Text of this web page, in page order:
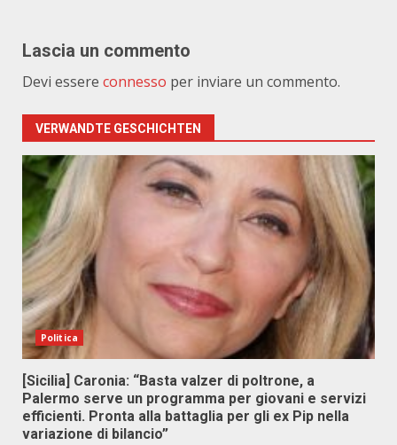
Lascia un commento
Devi essere connesso per inviare un commento.
VERWANDTE GESCHICHTEN
Politica
[Sicilia] Caronia: “Basta valzer di poltrone, a
Palermo serve un programma per giovani e servizi
efficienti. Pronta alla battaglia per gli ex Pip nella
variazione di bilancio”